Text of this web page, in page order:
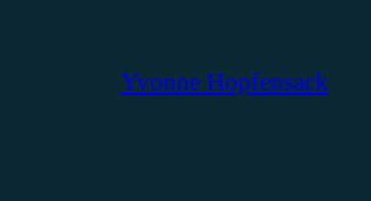
Yvonne Hopfensack